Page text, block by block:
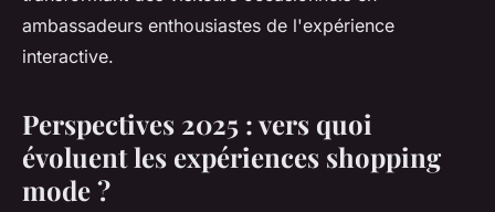
ambassadeurs enthousiastes de l'expérience
interactive.
Perspectives 2025 : vers quoi
évoluent les expériences shopping
mode ?